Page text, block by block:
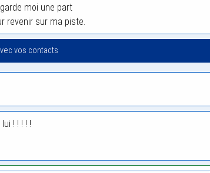
moi une part
revenir sur ma piste.
vos contacts
! ! ! ! !